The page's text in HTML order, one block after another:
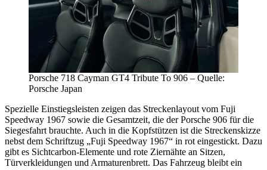
Porsche 718 Cayman GT4 Tribute To 906 – Quelle:
Porsche Japan
Spezielle Einstiegsleisten zeigen das Streckenlayout vom Fuji
Speedway 1967 sowie die Gesamtzeit, die der Porsche 906 für die
Siegesfahrt brauchte. Auch in die Kopfstützen ist die Streckenskizze
nebst dem Schriftzug „Fuji Speedway 1967“ in rot eingestickt. Dazu
gibt es Sichtcarbon-Elemente und rote Ziernähte an Sitzen,
Türverkleidungen und Armaturenbrett. Das Fahrzeug bleibt ein